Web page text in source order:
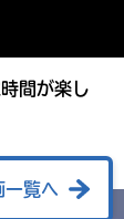
間が楽し
一覧へ